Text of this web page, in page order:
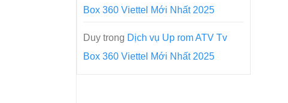
Box 360 Viettel Mới Nhất 2025
Duy trong Dịch vụ Up rom ATV Tv
Box 360 Viettel Mới Nhất 2025